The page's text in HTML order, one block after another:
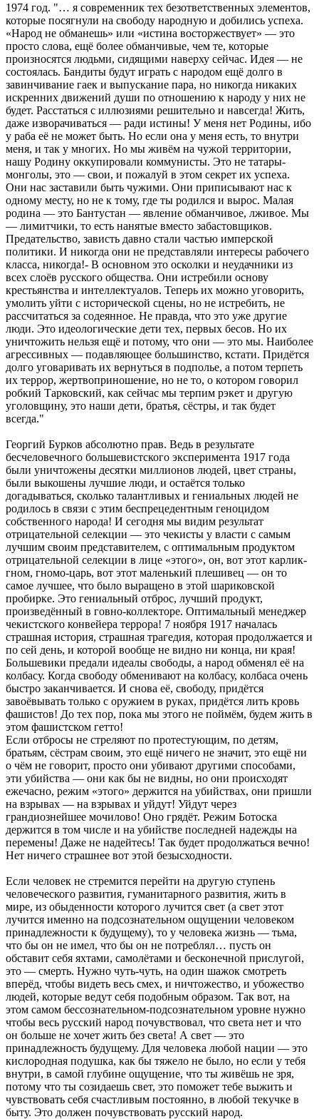
1974 год. "… я современник тех безответственных элементов,
которые посягнули на свободу народную и добились успеха.
«Народ не обманешь» или «истина восторжествует» — это
просто слова, ещё более обманчивые, чем те, которые
произносятся людьми, сидящими наверху сейчас. Идея — не
состоялась. Бандиты будут играть с народом ещё долго в
завинчивание гаек и выпускание пара, но никогда никаких
искренних движений души по отношению к народу у них не
будет. Расстаться с иллюзиями решительно и навсегда! Жить,
даже изворачиваться — ради истины! У меня нет Родины, ибо
у раба её не может быть. Но если она у меня есть, то внутри
меня, и так у многих. Но мы живём на чужой территории,
нашу Родину оккупировали коммунисты. Это не татары-
монголы, это — свои, и пожалуй в этом секрет их успеха.
Они нас заставили быть чужими. Они приписывают нас к
одному месту, но не к тому, где ты родился и вырос. Малая
родина — это Бантустан — явление обманчивое, лживое. Мы
— лимитчики, то есть нанятые вместо забастовщиков.
Предательство, зависть давно стали частью имперской
политики. И никогда они не представляли интересы рабочего
класса, никогда!- В основном это осколки и неудачники из
всех слоёв русского общества. Они истребили основу
крестьянства и интеллектуалов. Теперь их можно уговорить,
умолить уйти с исторической сцены, но не истребить, не
рассчитаться за содеянное. Не правда, что это уже другие
люди. Это идеологические дети тех, первых бесов. Но их
уничтожить нельзя ещё и потому, что они — это мы. Наиболее
агрессивных — подавляющее большинство, кстати. Придётся
долго уговаривать их вернуться в подполье, а потом терпеть
их террор, жертвоприношение, но не то, о котором говорил
робкий Тарковский, как сейчас мы терпим рэкет и другую
уголовщину, это наши дети, братья, сёстры, и так будет
всегда."
Георгий Бурков абсолютно прав. Ведь в результате
бесчеловечного большевистского эксперимента 1917 года
были уничтожены десятки миллионов людей, цвет страны,
были выкошены лучшие люди, и остаётся только
догадываться, сколько талантливых и гениальных людей не
родилось в связи с этим беспрецедентным геноцидом
собственного народа! И сегодня мы видим результат
отрицательной селекции — это чекисты у власти с самым
лучшим своим представителем, с оптимальным продуктом
отрицательной селекции в лице «этого», он, вот этот карлик-
гном, гномо-царь, вот этот маленький плешивец — он то
самое лучшее, что было выращено в этой шариковской
пробирке. Это гениальный отброс, лучший продукт,
произведённый в говно-коллекторе. Оптимальный менеджер
чекистского конвейера террора! 7 ноября 1917 началась
страшная история, страшная трагедия, которая продолжается и
по сей день, и которой вообще не видно ни конца, ни края!
Большевики предали идеалы свободы, а народ обменял её на
колбасу. Когда свободу обменивают на колбасу, колбаса очень
быстро заканчивается. И снова её, свободу, придётся
завоёвывать только с оружием в руках, придётся лить кровь
фашистов! До тех пор, пока мы этого не поймём, будем жить в
этом фашистском гетто!
Если отбросы не стреляют по протестующим, по детям,
братьям, сёстрам своим, это ещё ничего не значит, это ещё ни
о чём не говорит, просто они убивают другими способами,
эти убийства — они как бы не видны, но они происходят
ежечасно, режим «этого» держится на убийствах, они пришли
на взрывах — на взрывах и уйдут! Уйдут через
грандиознейшее мочилово! Оно грядёт. Режим Ботоска
держится в том числе и на убийстве последней надежды на
перемены! Даже не надейтесь! Так будет продолжаться вечно!
Нет ничего страшнее вот этой безысходности.
Если человек не стремится перейти на другую ступень
человеческого развития, гуманитарного развития, жить в
мире, из обыденности которого лучится свет (а свет этот
лучится именно на подсознательном ощущении человеком
принадлежности к будущему), то у человека жизнь — тьма,
что бы он не имел, что бы он не потреблял… пусть он
обставит себя яхтами, самолётами и бесконечной прислугой,
это — смерть. Нужно чуть-чуть, на один шажок смотреть
вперёд, чтобы видеть весь смех, и ничтожество, и убожество
людей, которые ведут себя подобным образом. Так вот, на
этом самом бессознательном-подсознательном уровне нужно
чтобы весь русский народ почувствовал, что света нет и что
он больше не хочет жить без света! А свет — это
принадлежность будущему. Для человека любой нации — это
кислородная подушка, как бы тяжело не было, но если у тебя
внутри, в самой глубине ощущение, что ты живёшь не зря,
потому что ты созидаешь свет, это поможет тебе выжить и
чувствовать себя счастливым постоянно, в любой текучке в
быту. Это должен почувствовать русский народ.